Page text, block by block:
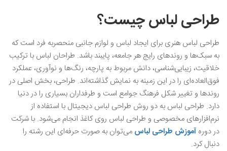
طراحی لباس چیست؟
طراحی لباس هنری برای ایجاد لباس و لوازم جانبی منحصربه ‌فرد است که
به سبک‌ها و روندهای رایج هر جامعه، پایبند باشد. طراحان لباس با ترکیب
خلاقیت، زیبایی‌شناسی، دانش مربوط به پارچه، رنگ‌ها و نوآوری، عملکرد
فوق‌العاده‌ای را در این زمینه به نمایش گذاشته‌اند. طراحی، بخش اصلی در
روندها و تغییر شکل فرهنگ‌ جوامع است و طرفداران بسیاری را در دنیا
دارد. طراحی لباس به دو روش طراحی لباس دیجیتال با استفاده از
نرم‌افزارهای مخصوصی و طراحی لباس روی کاغذ انجام می‌شود. با شرکت
در دوره آموزش طراحی لباس می‌توان به صورت حرفه‌ای این رشته را
دنبال کرد.